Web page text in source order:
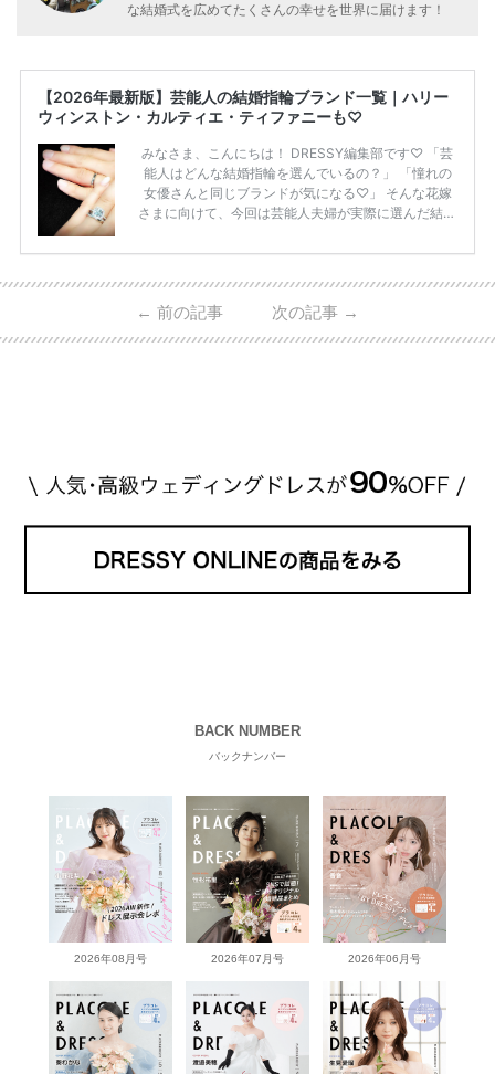
な結婚式を広めてたくさんの幸せを世界に届けます！
【2026年最新版】芸能人の結婚指輪ブランド一覧｜ハリー
ウィンストン・カルティエ・ティファニーも♡
みなさま、こんにちは！ DRESSY編集部です♡ 「芸
能人はどんな結婚指輪を選んでいるの？」 「憧れの
女優さんと同じブランドが気になる♡」 そんな花嫁
さまに向けて、今回は芸能人夫婦が実際に選んだ結婚
ーウィンストンやカルティエ、ティファニーなど世界
日本で人気のブランドまで幅広くご紹介。 さらに、
・愛用している芸能人夫婦 ・リングの特徴や魅力 ・
← 前の記事 次の記事 →
BACK NUMBER
バックナンバー
2026年08月号 2026年07月号 2026年06月号